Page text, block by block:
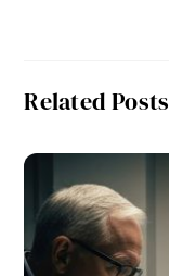
Related Posts